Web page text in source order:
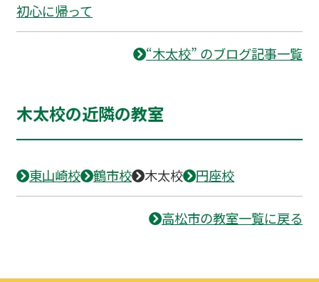
初心に帰って
“木太校” のブログ記事一覧
木太校の近隣の教室
東山崎校 鶴市校 木太校 円座校
高松市の教室一覧に戻る